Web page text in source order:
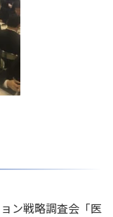
ン戦略調査会「医